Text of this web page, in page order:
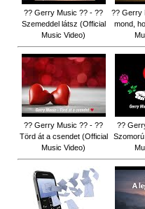
?? Gerry Music ?? - ??
Szemeddel látsz (Official
Music Video)
?? Gerry
mond,
?? Gerry Music ?? - ??
Törd át a csendet (Official
Music Video)
??